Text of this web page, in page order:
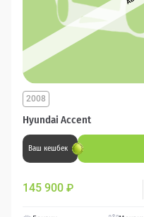
Hyundai Accent
2008
Ваш кешбек
145 900 ₽